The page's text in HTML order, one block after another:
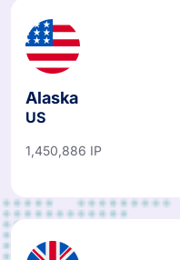
Alaska
US
1,450,886 IP